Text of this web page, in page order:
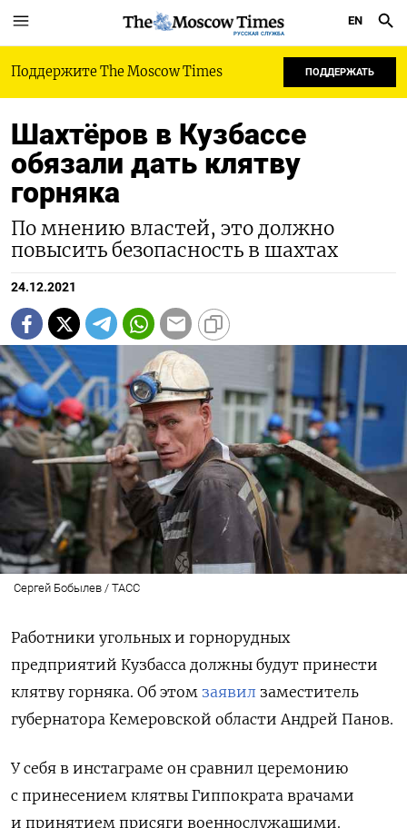
РУССКАЯ СЛУЖБА
EN
Поддержите The Moscow Times ПОДДЕРЖАТЬ
Шахтёров в Кузбассе
обязали дать клятву
горняка
По мнению властей, это должно
повысить безопасность в шахтах
24.12.2021
Сергей Бобылев / ТАСС
Работники угольных и горнорудных
предприятий Кузбасса должны будут принести
клятву горняка. Об этом заявил заместитель
губернатора Кемеровской области Андрей Панов.
У себя в инстаграме он сравнил церемонию
с принесением клятвы Гиппократа врачами
и принятием присяги военнослужащими.